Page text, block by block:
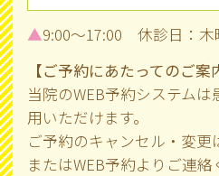
す。
▲9:00～17:00 休診日：木
【ご予約にあたってのご案
当院のWEB予約システム
用いただけます。
ご予約のキャンセル・変
またはWEB予約よりご連絡